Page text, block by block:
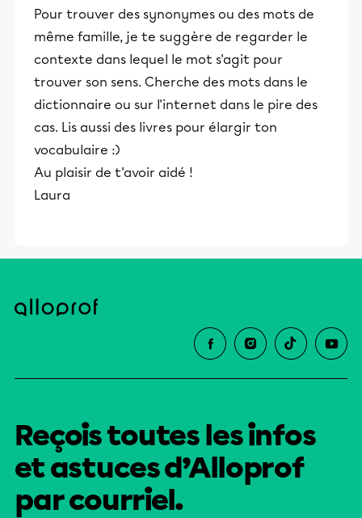
Pour trouver des synonymes ou des mots de
même famille, je te suggère de regarder le
contexte dans lequel le mot s'agit pour
trouver son sens. Cherche des mots dans le
dictionnaire ou sur l'internet dans le pire des
cas. Lis aussi des livres pour élargir ton
vocabulaire :)
Au plaisir de t'avoir aidé !
Laura
Reçois toutes les infos
et astuces d’Alloprof
par courriel.